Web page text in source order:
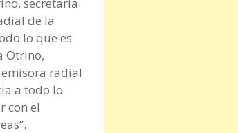
de la
lo que es
Otrino,
radial
a todo lo
con el